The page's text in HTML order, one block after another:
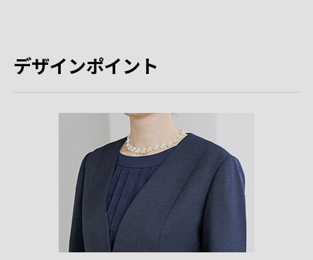
デザインポイント